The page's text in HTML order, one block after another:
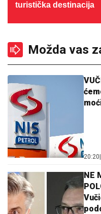
turistička destinacija
Možda vas
20:20
NE